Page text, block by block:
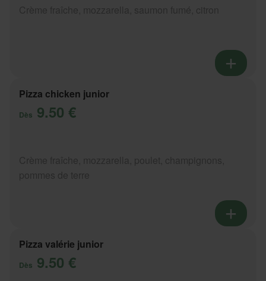
Pizza chicken junior
Dès 9.50 €
Pizza valérie junior
Dès 9.50 €